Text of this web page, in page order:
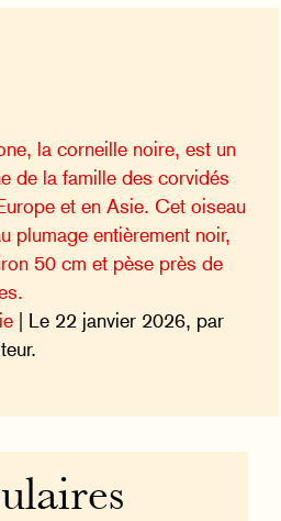
la corneille noire, est un
de la famille des corvidés
et en Asie. Cet oiseau
plumage entièrement noir,
50 cm et pèse près de
| Le 22 janvier 2026, par